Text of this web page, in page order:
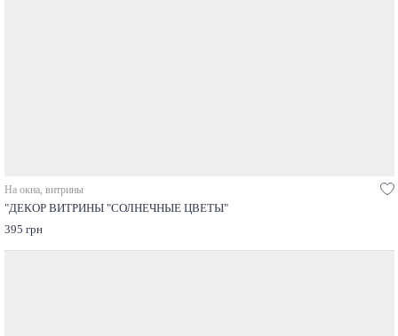
На окна, витрины
"ДЕКОР ВИТРИНЫ "СОЛНЕЧНЫЕ ЦВЕТЫ"
395 грн